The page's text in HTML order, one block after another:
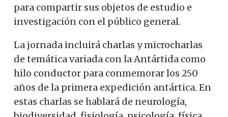
para compartir sus objetos de estudio e
investigación con el público general.
La jornada incluirá charlas y microcharlas
de temática variada con la Antártida como
hilo conductor para conmemorar los 250
años de la primera expedición antártica. En
estas charlas se hablará de neurología,